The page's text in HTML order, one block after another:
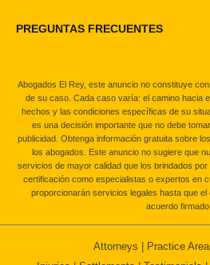
PREGUNTAS FRECUENTES
Abogados El Rey, este anuncio no constituye
de su caso. Cada caso varía: el camino hacia
hechos y las condiciones específicas de su
es una decisión importante que no debe
publicidad. Obtenga información gratuita sobre
los abogados. Este anuncio no sugiere que
servicios de mayor calidad que los brindados
certificación como especialistas o expertos en
proporcionarán servicios legales hasta que el
acuerdo firmado.
Attorneys Practice